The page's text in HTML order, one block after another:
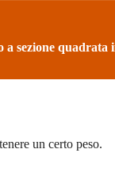
sezione quadrata
un certo peso.